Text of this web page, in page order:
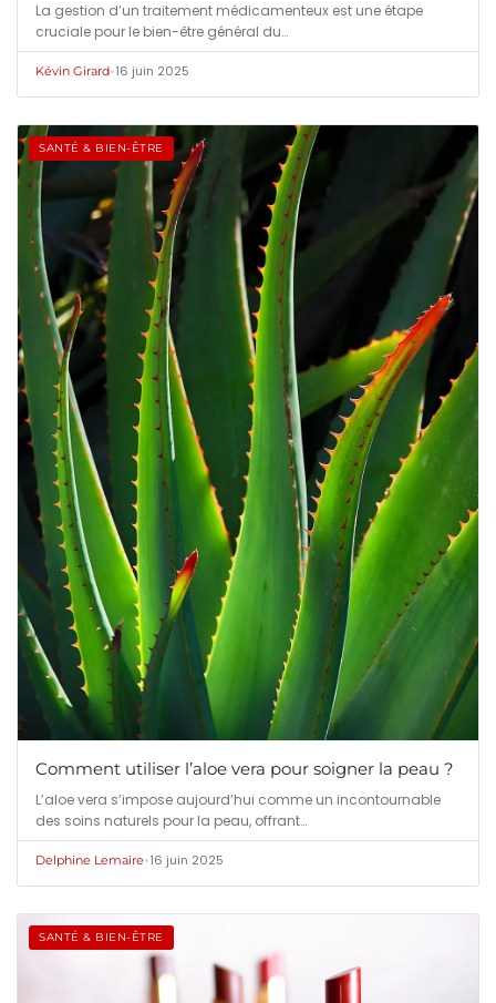
La gestion d’un traitement médicamenteux est une étape
cruciale pour le bien-être général du…
Kévin Girard•16 juin 2025
SANTÉ & BIEN-ÊTRE
Comment utiliser l’aloe vera pour soigner la peau ?
L’aloe vera s’impose aujourd’hui comme un incontournable
des soins naturels pour la peau, offrant…
Delphine Lemaire•16 juin 2025
SANTÉ & BIEN-ÊTRE